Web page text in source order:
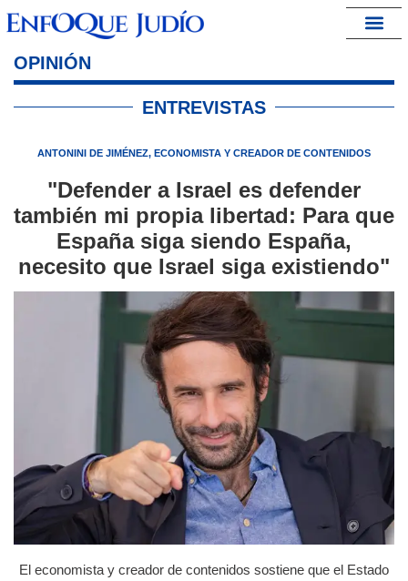
OPINIÓN
ENTREVISTAS
ANTONINI DE JIMÉNEZ, ECONOMISTA Y CREADOR DE CONTENIDOS
"Defender a Israel es defender
también mi propia libertad: Para que
España siga siendo España,
necesito que Israel siga existiendo"
El economista y creador de contenidos sostiene que el Estado